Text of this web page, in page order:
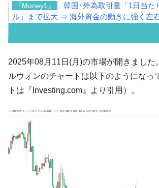
『Money1』
韓国･外為取引量「1日当た
ル」まで拡大 ⇒ 海外資金の動きに強く左
い「50.5％」に上昇
『Money1』
韓国大統領府ボンクラ政策
た ⇒ 国家が行った恐るべき株価操作であ
動」
『Money1』
国の過剰生産が世界を蝕む。
『Money1』
種は全般的「不調」⇒ PSIが示す現況は決
『Money1』
【米韓激突案件】韓国消費
2025年08月11日(月)の市場が開きました
ルウォンのチャートは以下のようになっ
トは『Investing.com』より引用）。